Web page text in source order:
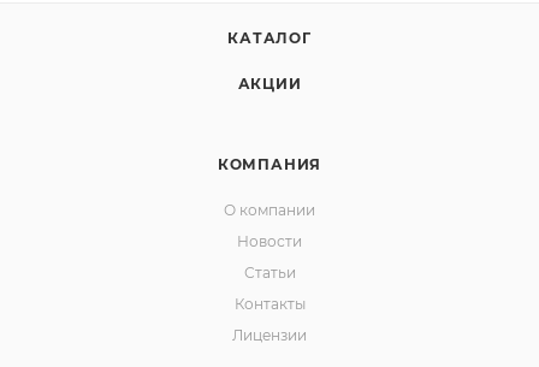
КАТАЛОГ
АКЦИИ
КОМПАНИЯ
О компании
Новости
Статьи
Контакты
Лицензии